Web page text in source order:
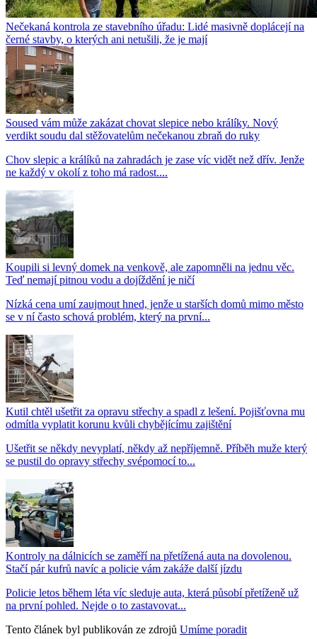
Nečekaná kontrola ze stavebního úřadu: Lidé masivně doplácejí na
černé stavby, o kterých ani netušili, že je mají
Soused vám může zakázat chovat slepice nebo králíky. Nový
verdikt soudu dal stěžovatelům nečekanou zbraň do ruky
Chov slepic a králíků na zahradách je zase víc vidět než dřív. Jenže
ne každý v okolí z toho má radost....
Koupili si levný domek na venkově, ale zapomněli na jednu věc.
Teď nemají pitnou vodu a dojíždění je ničí
Nízká cena umí zaujmout hned, jenže u starších domů mimo město
se v ní často schová problém, který na první...
Kutil chtěl ušetřit za opravu střechy a spadl z lešení. Pojišťovna mu
odmítla vyplatit korunu kvůli chybějícímu zajištění
Ušetřit se někdy nevyplatí, někdy až nepříjemně. Příběh muže který
se pustil do opravy střechy svépomocí to...
Kontroly na dálnicích se zaměří na přetížená auta na dovolenou.
Stačí pár kufrů navíc a policie vám zakáže další jízdu
Policie letos během léta víc sleduje auta, která působí přetíženě už
na první pohled. Nejde o to zastavovat...
Tento článek byl publikován ze zdrojů Umíme poradit